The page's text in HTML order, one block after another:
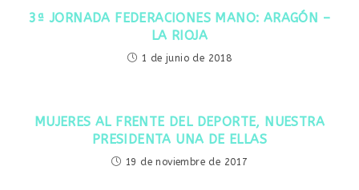
3ª JORNADA FEDERACIONES MANO: ARAGÓN –
LA RIOJA
1 de junio de 2018
MUJERES AL FRENTE DEL DEPORTE, NUESTRA
PRESIDENTA UNA DE ELLAS
19 de noviembre de 2017